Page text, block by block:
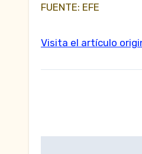
FUENTE: EFE
Visita el artículo